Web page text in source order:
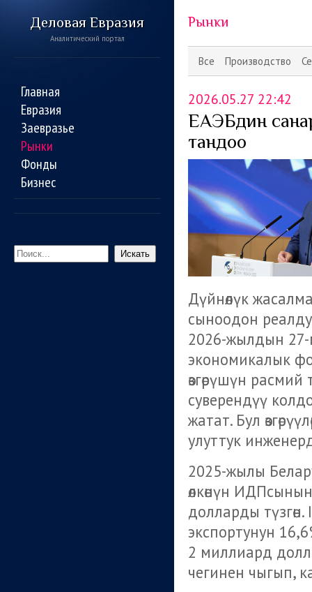
Деловая Евразия
Аналитический портал
Главная
Евразия
Заевразье
Рынки
Фонды
Бизнес
Искать
Все Производство
Рынки
2026.05.27 22:42
ЕАЭБдин
тандоо
Дүйнөлүк
сыноодон
2026-жылдын 27-
экономикалык
өзгөрүшүн
суверендүү
жатат. Бул
улуттук
2025-жылы
өлкөнүн
долларды түзгөн.
экспортунун
2 миллиард
чегинен чыгып,